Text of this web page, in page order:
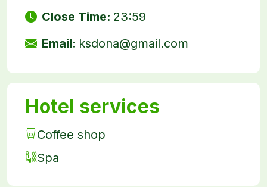
Close Time: 23:59
Email: ksdona@gmail.com
Hotel services
Coffee shop
Spa